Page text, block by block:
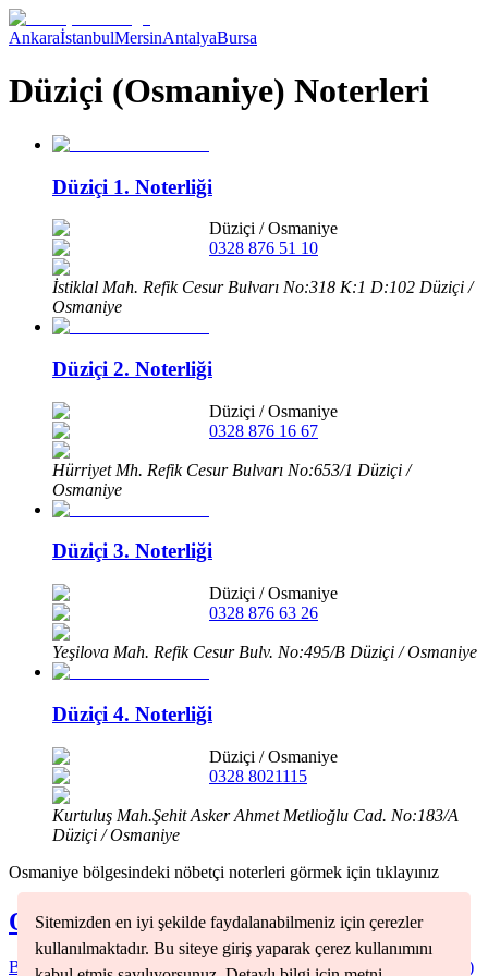
Sitemizden en iyi şekilde faydalanabilmeniz için çerezler
kullanılmaktadır. Bu siteye giriş yaparak çerez kullanımını
AnkaraİstanbulMersinAntalyaBursa
Düziçi (Osmaniye) Noterleri
Düziçi 1. Noterliği
Düziçi /Osmaniye
0328 876 51 10
İstiklal Mah. Refik Cesur Bulvarı No:318 K:1 D:102 Düziçi /
Osmaniye
Düziçi 2. Noterliği
Düziçi /Osmaniye
0328 876 16 67
Hürriyet Mh. Refik Cesur Bulvarı No:653/1 Düziçi /
Osmaniye
Düziçi 3. Noterliği
Düziçi /Osmaniye
0328 876 63 26
Yeşilova Mah. Refik Cesur Bulv. No:495/B Düziçi / Osmaniye
Düziçi 4. Noterliği
Düziçi /Osmaniye
0328 8021115
Kurtuluş Mah.Şehit Asker Ahmet Metlioğlu Cad. No:183/A
Düziçi / Osmaniye
Osmaniye bölgesindeki nöbetçi noterleri görmek için tıklayınız
OsmaniyeNöbetçi Noterleri
Bahçe(2) Düziçi(4)Hasanbeyli (1)Kadirli(3 )Merkez( )